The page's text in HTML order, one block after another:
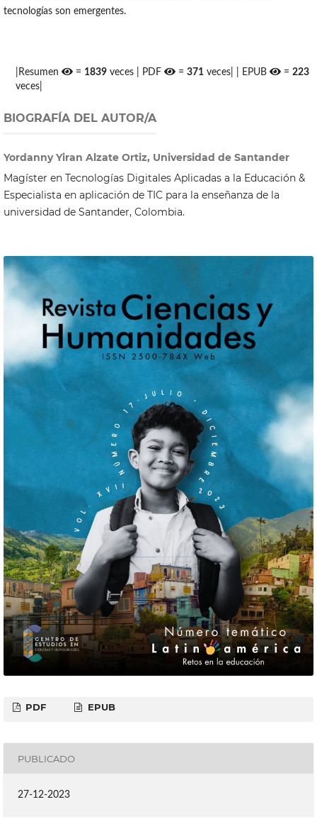
tecnologías son emergentes.
|Resumen = 1839 veces | PDF =371 veces| | EPUB =223
veces|
BIOGRAFÍA DEL AUTOR/A
Yordanny Yiran Alzate Ortiz, Universidad de Santander
Magíster en Tecnologías Digitales Aplicadas a la Educación &
Especialista en aplicación de TIC para la enseñanza de la
universidad de Santander, Colombia.
PDF EPUB
PUBLICADO
27-12-2023